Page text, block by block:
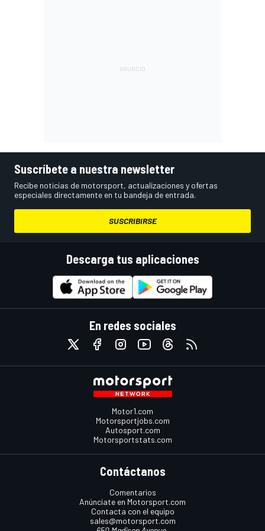
Suscríbete a nuestra newsletter
Recibe noticias de motorsport, actualizaciones y ofertas
especiales directamente en tu bandeja de entrada.
SUSCRIBIRSE
Descarga tus aplicaciones
En redes sociales
Motor1.com
Motorsportjobs.com
Autosport.com
Motorsportstats.com
Contáctanos
Comentarios
Anúnciate en Motorsport.com
Contacta con el equipo
sales@motorsport.com